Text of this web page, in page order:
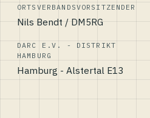
ORTSVERBANDSVORSITZENDER
Nils Bendt / DM5RG
DARC E.V. - DISTRIKT
HAMBURG
Hamburg - Alstertal E13